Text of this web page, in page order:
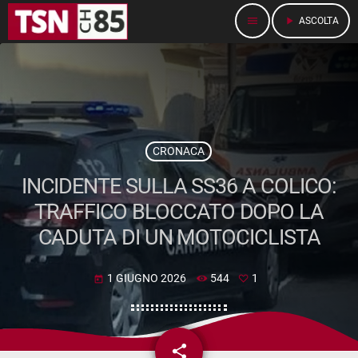
menu play_arrow ASCOLTA
CRONACA
INCIDENTE SULLA SS36 A COLICO:
TRAFFICO BLOCCATO DOPO LA
CADUTA DI UN MOTOCICLISTA
today 1 GIUGNO 2026 544 1
share
email